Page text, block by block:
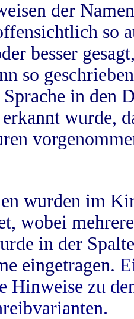
der
so
besser
so
Sprache in
wurde,
wurden im
wobei
in der
eingetragen.
Hinweise zu